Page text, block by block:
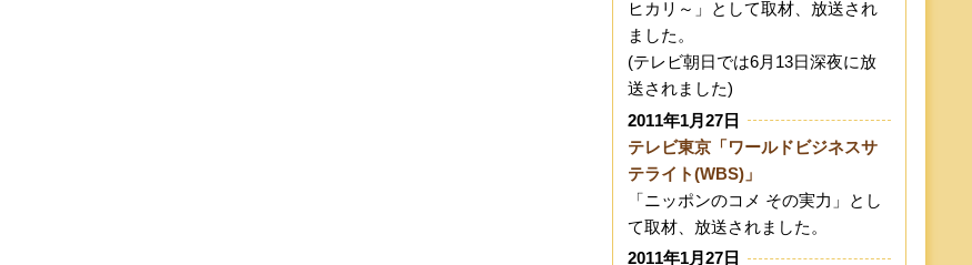
ヒカリ～」として取材、放送され
ました。
(テレビ朝日では6月13日深夜に放
送されました)
2011年1月27日
テレビ東京「ワールドビジネスサ
テライト(WBS)」
「ニッポンのコメ その実力」とし
て取材、放送されました。
2011年1月27日